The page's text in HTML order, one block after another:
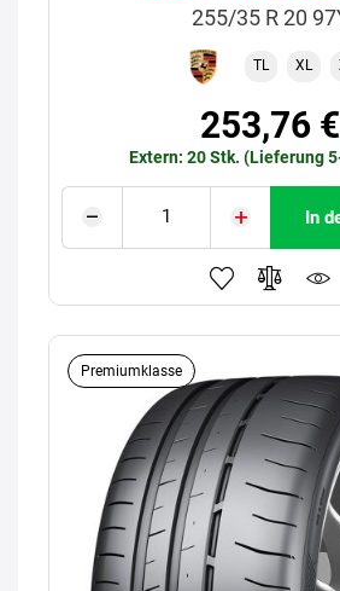
255/35 R 20
TL XL
253,76 €
Extern: 20 Stk. (Lieferung
In
Premiumklasse